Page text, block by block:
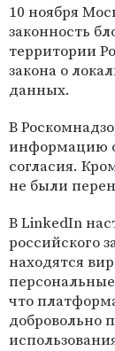
10 ноября
законность
территории
закона о
данных.
В
информацию
согласия.
не были
В LinkedIn
российского
находятся
что
добровольно